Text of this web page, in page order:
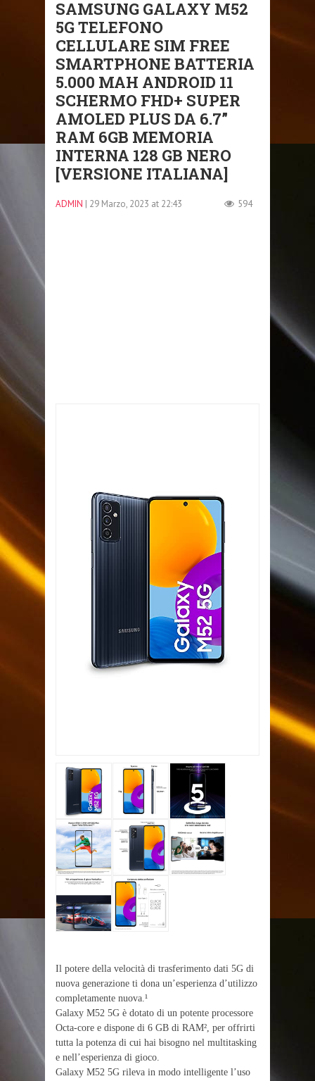
SAMSUNG GALAXY M52
5G TELEFONO
CELLULARE SIM FREE
SMARTPHONE BATTERIA
5.000 MAH ANDROID 11
SCHERMO FHD+ SUPER
AMOLED PLUS DA 6.7”
RAM 6GB MEMORIA
INTERNA 128 GB NERO
[VERSIONE ITALIANA]
ADMIN | 29 Marzo, 2023 at 22:43 594
Il potere della velocità di trasferimento dati 5G di
nuova generazione ti dona un’esperienza d’utilizzo
completamente nuova.¹
Galaxy M52 5G è dotato di un potente processore
Octa-core e dispone di 6 GB di RAM², per offrirti
tutta la potenza di cui hai bisogno nel multitasking
e nell’esperienza di gioco.
Galaxy M52 5G rileva in modo intelligente l’uso